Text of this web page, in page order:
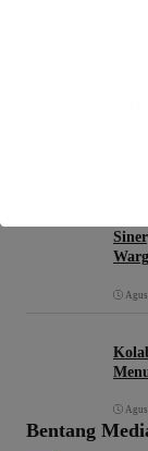
Bentang